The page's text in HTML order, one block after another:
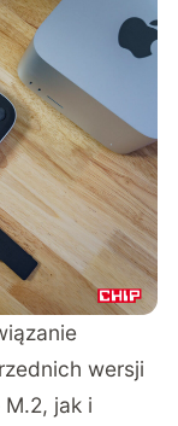
wersji
jak i